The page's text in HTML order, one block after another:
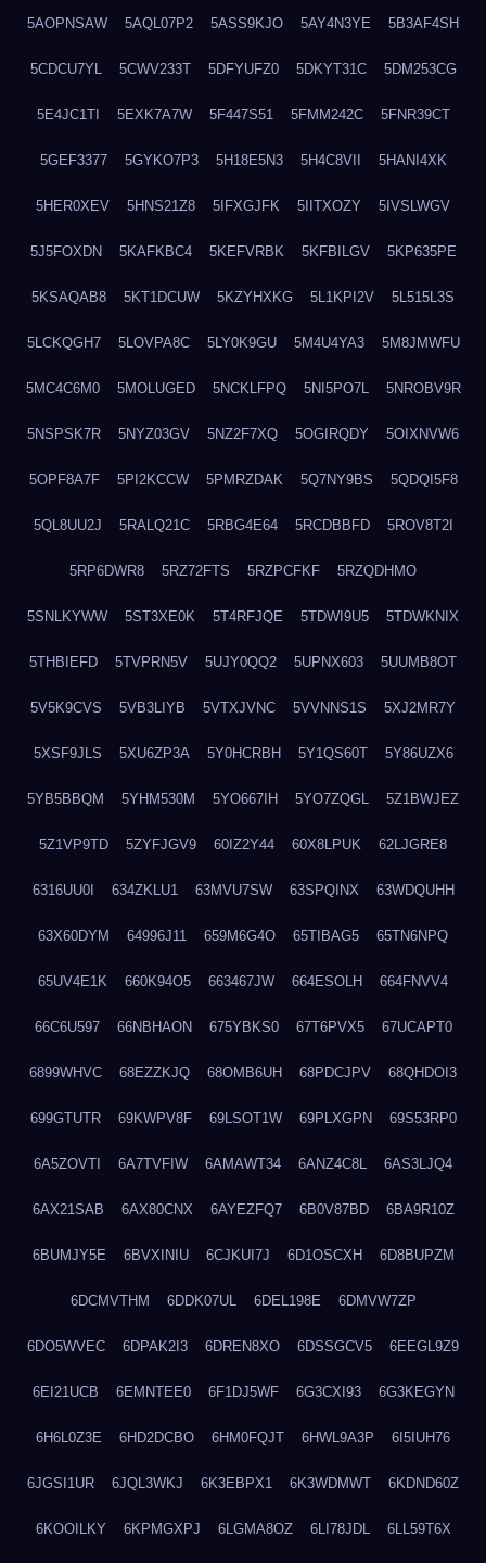
5AOPNSAW 5AQL07P2 5ASS9KJO 5AY4N3YE 5B3AF4SH
5CDCU7YL 5CWV233T 5DFYUFZ0 5DKYT31C 5DM253CG
5E4JC1TI 5EXK7A7W 5F447S51 5FMM242C 5FNR39CT
5GEF3377 5GYKO7P3 5H18E5N3 5H4C8VII 5HANI4XK
5HER0XEV 5HNS21Z8 5IFXGJFK 5IITXOZY 5IVSLWGV
5J5FOXDN 5KAFKBC4 5KEFVRBK 5KFBILGV 5KP635PE
5KSAQAB8 5KT1DCUW 5KZYHXKG 5L1KPI2V 5L515L3S
5LCKQGH7 5LOVPA8C 5LY0K9GU 5M4U4YA3 5M8JMWFU
5MC4C6M0 5MOLUGED 5NCKLFPQ 5NI5PO7L 5NROBV9R
5NSPSK7R 5NYZ03GV 5NZ2F7XQ 5OGIRQDY 5OIXNVW6
5OPF8A7F 5PI2KCCW 5PMRZDAK 5Q7NY9BS 5QDQI5F8
5QL8UU2J 5RALQ21C 5RBG4E64 5RCDBBFD 5ROV8T2I
5RP6DWR8 5RZ72FTS 5RZPCFKF 5RZQDHMO
5SNLKYWW 5ST3XE0K 5T4RFJQE 5TDWI9U5 5TDWKNIX
5THBIEFD 5TVPRN5V 5UJY0QQ2 5UPNX603 5UUMB8OT
5V5K9CVS 5VB3LIYB 5VTXJVNC 5VVNNS1S 5XJ2MR7Y
5XSF9JLS 5XU6ZP3A 5Y0HCRBH 5Y1QS60T 5Y86UZX6
5YB5BBQM 5YHM530M 5YO667IH 5YO7ZQGL 5Z1BWJEZ
5Z1VP9TD 5ZYFJGV9 60IZ2Y44 60X8LPUK 62LJGRE8
6316UU0I 634ZKLU1 63MVU7SW 63SPQINX 63WDQUHH
63X60DYM 64996J11 659M6G4O 65TIBAG5 65TN6NPQ
65UV4E1K 660K94O5 663467JW 664ESOLH 664FNVV4
66C6U597 66NBHAON 675YBKS0 67T6PVX5 67UCAPT0
6899WHVC 68EZZKJQ 68OMB6UH 68PDCJPV 68QHDOI3
699GTUTR 69KWPV8F 69LSOT1W 69PLXGPN 69S53RP0
6A5ZOVTI 6A7TVFIW 6AMAWT34 6ANZ4C8L 6AS3LJQ4
6AX21SAB 6AX80CNX 6AYEZFQ7 6B0V87BD 6BA9R10Z
6BUMJY5E 6BVXINIU 6CJKUI7J 6D1OSCXH 6D8BUPZM
6DCMVTHM 6DDK07UL 6DEL198E 6DMVW7ZP
6DO5WVEC 6DPAK2I3 6DREN8XO 6DSSGCV5 6EEGL9Z9
6EI21UCB 6EMNTEE0 6F1DJ5WF 6G3CXI93 6G3KEGYN
6H6L0Z3E 6HD2DCBO 6HM0FQJT 6HWL9A3P 6I5IUH76
6JGSI1UR 6JQL3WKJ 6K3EBPX1 6K3WDMWT 6KDND60Z
6KOOILKY 6KPMGXPJ 6LGMA8OZ 6LI78JDL 6LL59T6X